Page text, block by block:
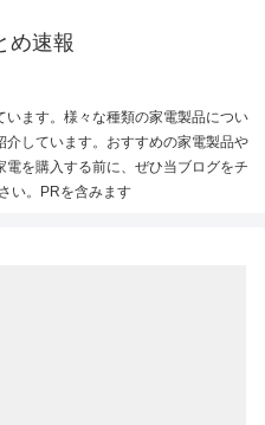
め速報
ます。様々な種類の家電製品につい
しています。おすすめの家電製品や
を購入する前に、ぜひ当ブログをチ
い。PRを含みます